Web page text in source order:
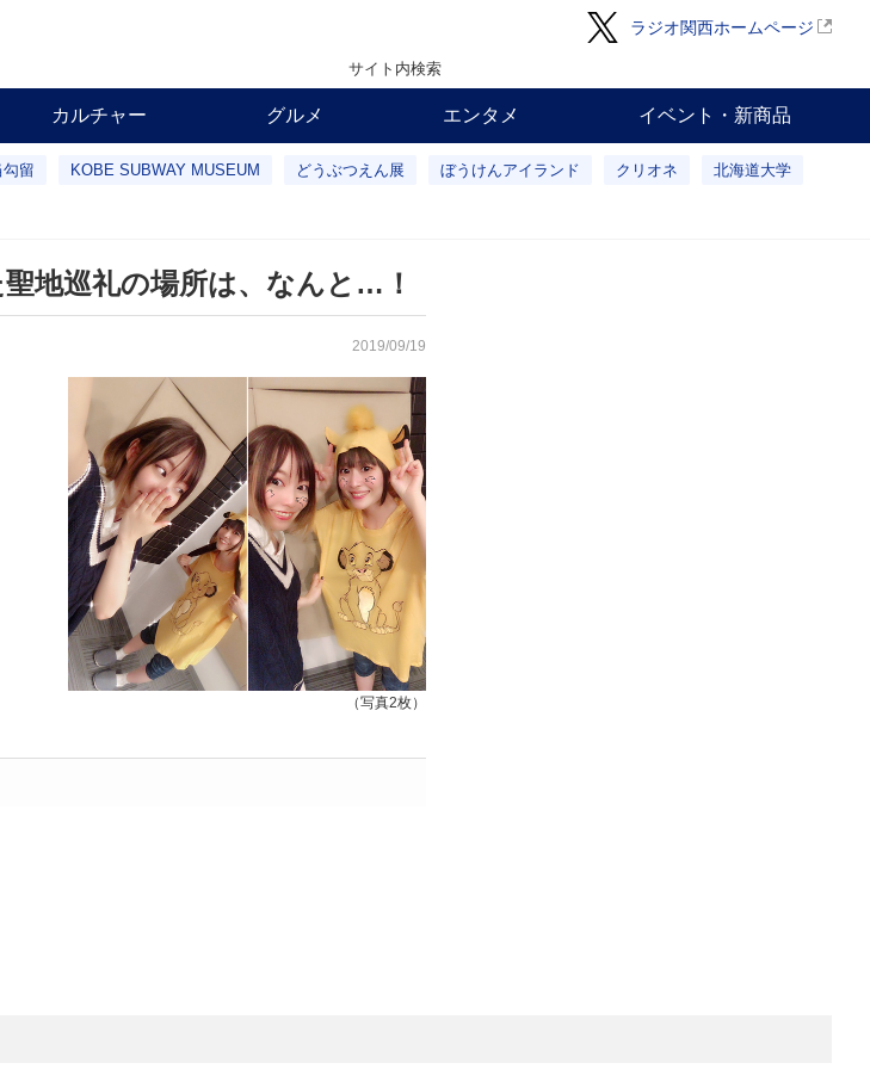
ラジオ関西ホームページ
サイト内検索
カルチャー グルメ エンタメ イベント・新商品
留 KOBE SUBWAY MUSEUM どうぶつえん展 ぼうけんアイランド クリオネ 北海道大学
地巡礼の場所は、なんと…！
2019/09/19
（写真2枚）